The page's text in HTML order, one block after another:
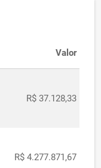
Valor
R$ 37.128,33
R$ 4.277.871,67